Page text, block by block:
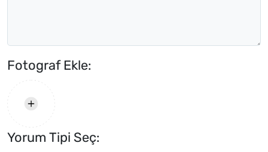
Fotograf Ekle:
Yorum Tipi Seç: